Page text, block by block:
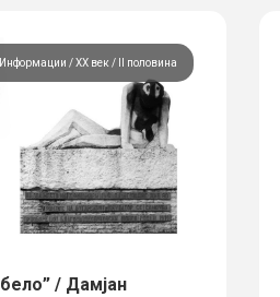
Информации ХХ век / II половина
/ Дамјан